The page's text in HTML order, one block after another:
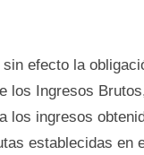
efecto la
los Ingresos
los ingresos
establecidas en